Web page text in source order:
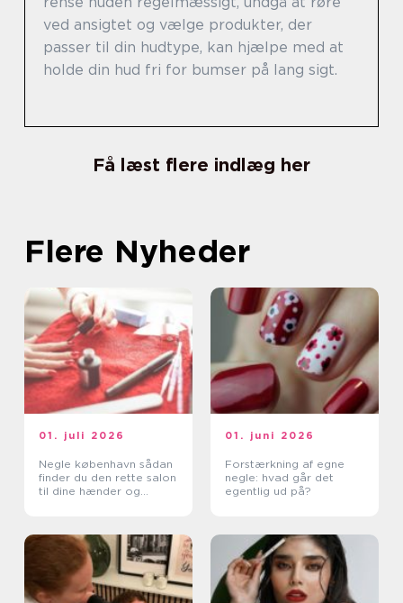
ved ansigtet og vælge produkter, der
passer til din hudtype, kan hjælpe med at
holde din hud fri for bumser på lang sigt.
Få læst flere indlæg her
Flere Nyheder
01. juli 2026
Negle københavn sådan
finder du den rette salon
til dine hænder og
01. juni 2026
Forstærkning af egne
negle: hvad går det
egentlig ud på?